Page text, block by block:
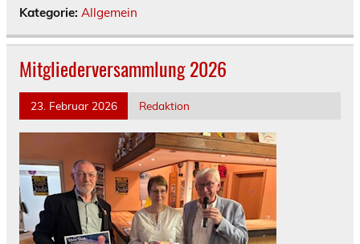
Kategorie: Allgemein
Mitgliederversammlung 2026
23. Februar 2026 Redaktion